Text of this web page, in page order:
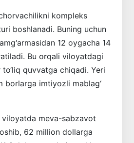
kompleks
boshlanadi. Buning uchun
12 oygacha 14
Bu orqali viloyatdagi
quvvatga chiqadi. Yeri
borlarga imtiyozli mablag‘
meva-sabzavot
62 million dollarga